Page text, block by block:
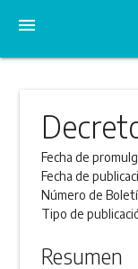
menu
Fecha de
Fecha de
Número de
Tipo de
Resumen